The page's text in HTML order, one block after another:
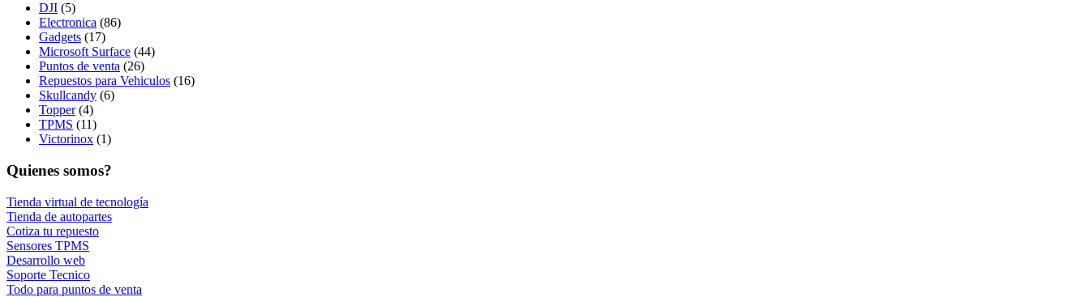
DJI (5)
Electronica (86)
Gadgets (17)
Microsoft Surface (44)
Puntos de venta (26)
Repuestos para Vehiculos (16)
Skullcandy (6)
Topper (4)
TPMS (11)
Victorinox (1)
Quienes somos?
Tienda virtual de tecnología
Tienda de autopartes
Cotiza tu repuesto
Sensores TPMS
Desarrollo web
Soporte Tecnico
Todo para puntos de venta